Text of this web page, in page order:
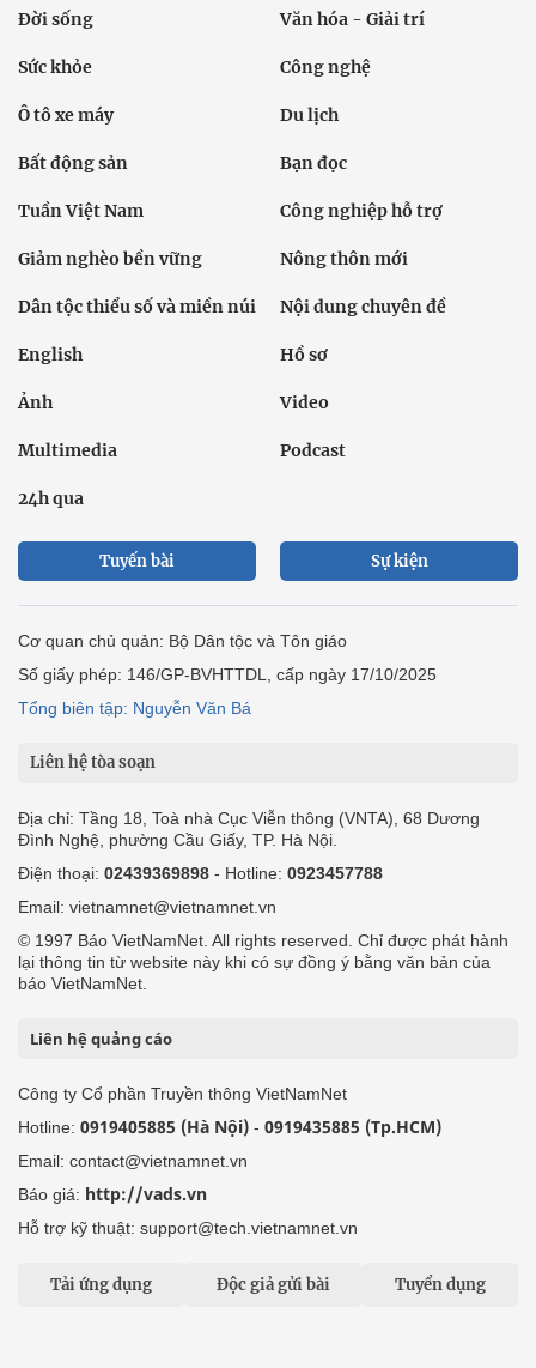
Đời sống Văn hóa - Giải trí
Sức khỏe Công nghệ
Ô tô xe máy Du lịch
Bất động sản Bạn đọc
Tuần Việt Nam Công nghiệp hỗ trợ
Giảm nghèo bền vững Nông thôn mới
Dân tộc thiểu số và miền núi Nội dung chuyên đề
English Hồ sơ
Ảnh Video
Multimedia Podcast
24h qua
Tuyến bài Sự kiện
Cơ quan chủ quản: Bộ Dân tộc và Tôn giáo
Số giấy phép: 146/GP-BVHTTDL, cấp ngày 17/10/2025
Tổng biên tập: Nguyễn Văn Bá
Liên hệ tòa soạn
Địa chỉ: Tầng 18, Toà nhà Cục Viễn thông (VNTA), 68 Dương
Đình Nghệ, phường Cầu Giấy, TP. Hà Nội.
Điện thoại: 02439369898 - Hotline: 0923457788
Email: vietnamnet@vietnamnet.vn
© 1997 Báo VietNamNet. All rights reserved. Chỉ được phát hành
lại thông tin từ website này khi có sự đồng ý bằng văn bản của
báo VietNamNet.
Liên hệ quảng cáo
Công ty Cổ phần Truyền thông VietNamNet
Hotline: 0919405885 (Hà Nội) - 0919435885 (Tp.HCM)
Email: contact@vietnamnet.vn
Báo giá: http://vads.vn
Hỗ trợ kỹ thuật: support@tech.vietnamnet.vn
Tải ứng dụng Độc giả gửi bài Tuyển dụng